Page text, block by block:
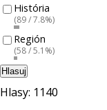
História
(89 / 7.8%)
Región
(58 / 5.1%)
Hlasuj
Hlasy: 1140